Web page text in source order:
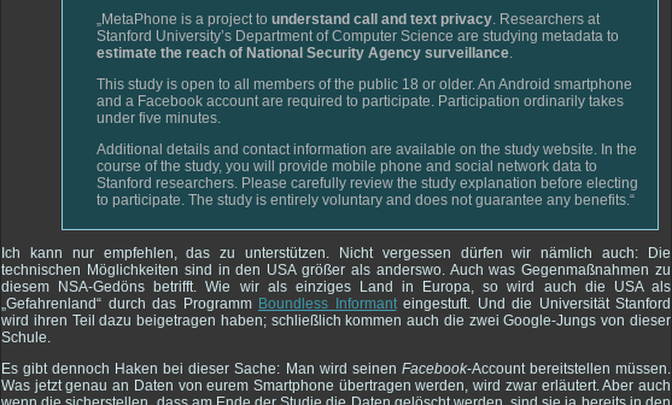
„MetaPhone is a project to understand call and text privacy. Researchers at
Stanford University’s Department of Computer Science are studying metadata to
estimate the reach of National Security Agency surveillance.
This study is open to all members of the public 18 or older. An Android smartphone
and a Facebook account are required to participate. Participation ordinarily takes
under five minutes.
Additional details and contact information are available on the study website. In the
course of the study, you will provide mobile phone and social network data to
Stanford researchers. Please carefully review the study explanation before electing
to participate. The study is entirely voluntary and does not guarantee any benefits.“
Ich kann nur empfehlen, das zu unterstützen. Nicht vergessen dürfen wir nämlich auch: Die
technischen Möglichkeiten sind in den USA größer als anderswo. Auch was Gegenmaßnahmen zu
diesem NSA-Gedöns betrifft. Wie wir als einziges Land in Europa, so wird auch die USA als
„Gefahrenland“ durch das Programm Boundless Informanteingestuft. Und die Universität Stanford
wird ihren Teil dazu beigetragen haben; schließlich kommen auch die zwei Google-Jungs von dieser
Schule.
Es gibt dennoch Haken bei dieser Sache: Man wird seinen Facebook-Account bereitstellen müssen.
Was jetzt genau an Daten von eurem Smartphone übertragen werden, wird zwar erläutert. Aber auch